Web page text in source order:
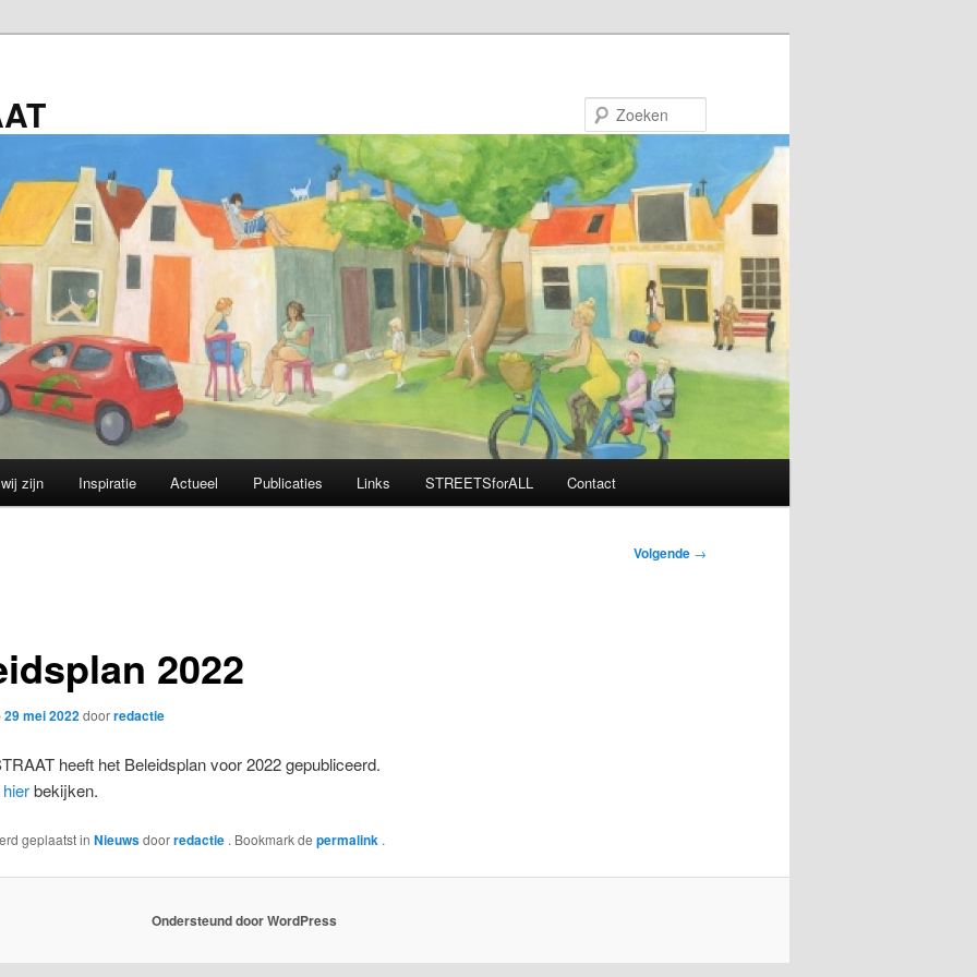
zijn Inspiratie Actueel Publicaties Links STREETSforALL Contact
Volgende →
2022
29 mei 2022doorredactie
heeft het Beleidsplan voor 2022 gepubliceerd.
hierbekijken.
geplaatst in Nieuwsdoorredactie . Bookmark de permalink .
Ondersteund door WordPress